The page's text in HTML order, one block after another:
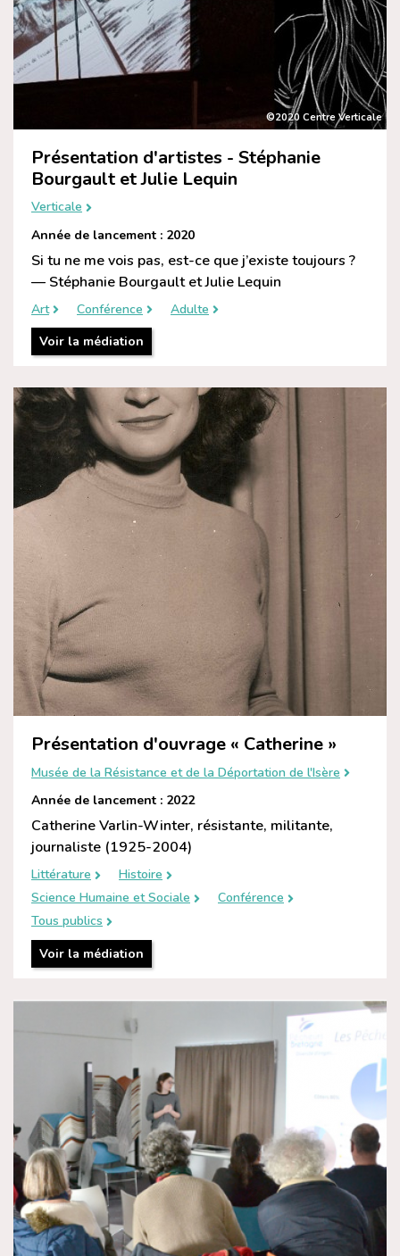
©2020 Centre Verticale
Présentation d'artistes - Stéphanie
Bourgault et Julie Lequin
Verticale
Année de lancement : 2020
Si tu ne me vois pas, est-ce que j’existe toujours ?
— Stéphanie Bourgault et Julie Lequin
Art Conférence
Adulte
Voir la médiation
Présentation d'ouvrage « Catherine »
Musée de la Résistance et de la Déportation de l'Isère
Année de lancement : 2022
Catherine Varlin-Winter, résistante, militante,
journaliste (1925-2004)
Littérature
Histoire
Science Humaine et Sociale
Conférence
Tous publics
Voir la médiation